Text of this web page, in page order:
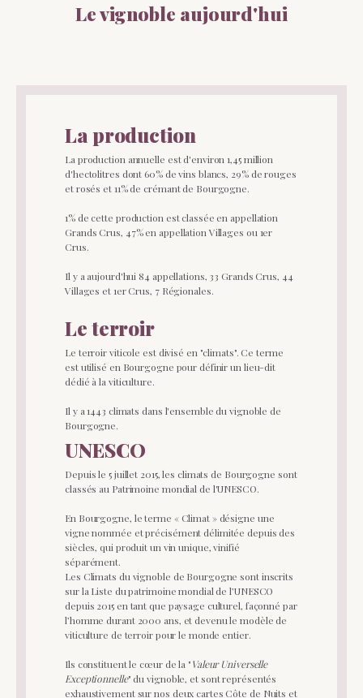
Le vignoble aujourd'hui
La production
La production annuelle est d'environ 1,45 million
d'hectolitres dont 60% de vins blancs, 29% de rouges
et rosés et 11% de crémant de Bourgogne.
1% de cette production est classée en appellation
Grands Crus, 47% en appellation Villages ou 1er
Crus.
Il y a aujourd'hui 84 appellations, 33 Grands Crus, 44
Villages et 1er Crus, 7 Régionales.
Le terroir
Le terroir viticole est divisé en "climats". Ce terme
est utilisé en Bourgogne pour définir un lieu-dit
dédié à la viticulture.
Il y a 1443 climats dans l'ensemble du vignoble de
Bourgogne.
UNESCO
Depuis le 5 juillet 2015, les climats de Bourgogne sont
classés au Patrimoine mondial de l'UNESCO.
En Bourgogne, le terme « Climat » désigne une
vigne nommée et précisément délimitée depuis des
siècles, qui produit un vin unique, vinifié
séparément.
Les Climats du vignoble de Bourgogne sont inscrits
sur la Liste du patrimoine mondial de l’UNESCO
depuis 2015 en tant que paysage culturel, façonné par
l’homme durant 2000 ans, et devenu le modèle de
viticulture de terroir pour le monde entier.
Ils constituent le cœur de la "Valeur Universelle
Exceptionnelle" du vignoble, et sont représentés
exhaustivement sur nos deux cartes Côte de Nuits et